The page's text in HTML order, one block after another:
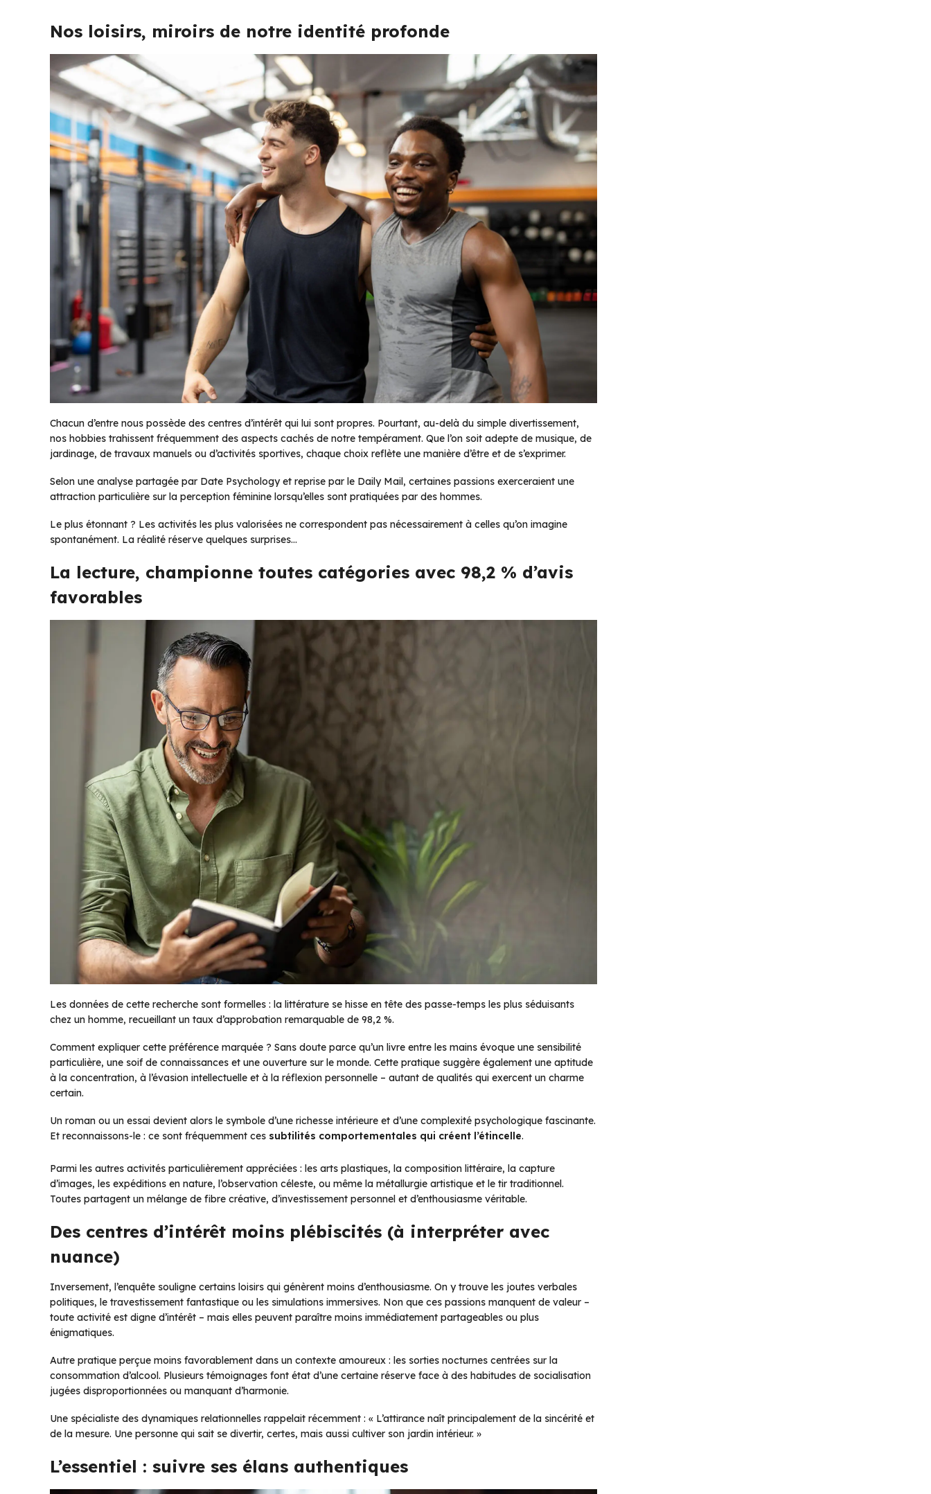
Nos loisirs, miroirs de notre identité profonde
Chacun d’entre nous possède des centres d’intérêt qui lui sont propres. Pourtant, au-delà du simple divertissement,
nos hobbies trahissent fréquemment des aspects cachés de notre tempérament. Que l’on soit adepte de musique, de
jardinage, de travaux manuels ou d’activités sportives, chaque choix reflète une manière d’être et de s’exprimer.
Selon une analyse partagée par Date Psychologyet reprise par le Daily Mail, certaines passions exerceraient une
attraction particulière sur la perception féminine lorsqu’elles sont pratiquées par des hommes.
Le plus étonnant ? Les activités les plus valorisées ne correspondent pas nécessairement à celles qu’on imagine
spontanément. La réalité réserve quelques surprises…
La lecture, championne toutes catégories avec 98,2 % d’avis
favorables
Les données de cette recherche sont formelles : la littérature se hisse en tête des passe-temps les plus séduisants
chez un homme, recueillant un taux d’approbation remarquable de 98,2 %.
Comment expliquer cette préférence marquée ? Sans doute parce qu’un livre entre les mains évoque une sensibilité
particulière, une soif de connaissances et une ouverture sur le monde. Cette pratique suggère également une aptitude
à la concentration, à l’évasion intellectuelle et à la réflexion personnelle – autant de qualités qui exercent un charme
certain.
Un roman ou un essai devient alors le symbole d’une richesse intérieure et d’une complexité psychologique fascinante.
Et reconnaissons-le : ce sont fréquemment ces subtilités comportementales qui créent l’étincelle.
Parmi les autres activités particulièrement appréciées : les arts plastiques, la composition littéraire, la capture
d’images, les expéditions en nature, l’observation céleste, ou même la métallurgie artistique et le tir traditionnel.
Toutes partagent un mélange de fibre créative, d’investissement personnel et d’enthousiasme véritable.
Des centres d’intérêt moins plébiscités (à interpréter avec
nuance)
Inversement, l’enquête souligne certains loisirs qui génèrent moins d’enthousiasme. On y trouve les joutes verbales
politiques, le travestissement fantastique ou les simulations immersives. Non que ces passions manquent de valeur –
toute activité est digne d’intérêt – mais elles peuvent paraître moins immédiatement partageables ou plus
énigmatiques.
Autre pratique perçue moins favorablement dans un contexte amoureux : les sorties nocturnes centrées sur la
consommation d’alcool. Plusieurs témoignages font état d’une certaine réserve face à des habitudes de socialisation
jugées disproportionnées ou manquant d’harmonie.
Une spécialiste des dynamiques relationnelles rappelait récemment : « L’attirance naît principalement de la sincérité et
de la mesure. Une personne qui sait se divertir, certes, mais aussi cultiver son jardin intérieur. »
L’essentiel : suivre ses élans authentiques